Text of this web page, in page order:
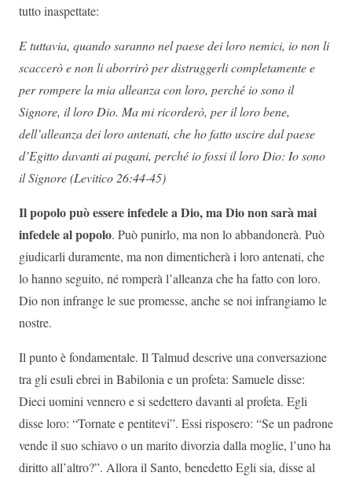
tutto inaspettate:
E tuttavia, quando saranno nel paese dei loro nemici, io non li
scaccerò e non li aborrirò per distruggerli completamente e
per rompere la mia alleanza con loro, perché io sono il
Signore, il loro Dio. Ma mi ricorderò, per il loro bene,
dell’alleanza dei loro antenati, che ho fatto uscire dal paese
d’Egitto davanti ai pagani, perché io fossi il loro Dio: Io sono
il Signore (Levitico 26:44-45)
Il popolo può essere infedele a Dio, ma Dio non sarà mai
infedele al popolo. Può punirlo, ma non lo abbandonerà. Può
giudicarli duramente, ma non dimenticherà i loro antenati, che
lo hanno seguito, né romperà l’alleanza che ha fatto con loro.
Dio non infrange le sue promesse, anche se noi infrangiamo le
nostre.
Il punto è fondamentale. Il Talmud descrive una conversazione
tra gli esuli ebrei in Babilonia e un profeta: Samuele disse:
Dieci uomini vennero e si sedettero davanti al profeta. Egli
disse loro: “Tornate e pentitevi”. Essi risposero: “Se un padrone
vende il suo schiavo o un marito divorzia dalla moglie, l’uno ha
diritto all’altro?”. Allora il Santo, benedetto Egli sia, disse al